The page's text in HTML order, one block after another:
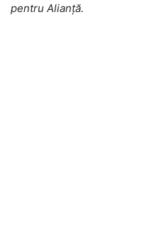
pentru Alianță.